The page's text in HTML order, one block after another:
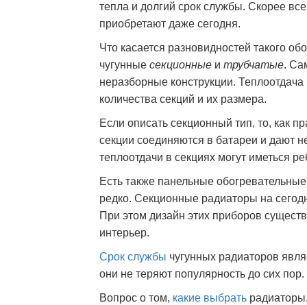
тепла и долгий срок службы. Скорее
приобретают даже сегодня.
Что касается разновидностей такого
чугунные секционные и трубчатые.
неразборные конструкции.
количества секций и их размера.
Если описать секционный тип, то, как
секции соединяются в батареи и дают
теплоотдачи в секциях могут иметься
Есть также панельные
редко. Секционные радиаторы на
При этом дизайн этих приборов
интерьер.
Срок службы чугунных радиаторов
они не теряют популярность до сих пор.
Вопрос о том, какие выбрать